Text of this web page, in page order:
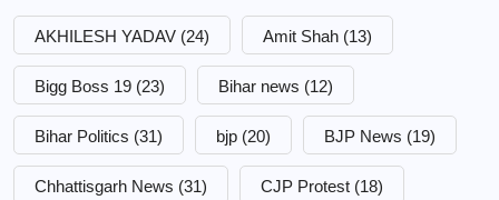
AKHILESH YADAV (24) Amit Shah (13)
Bigg Boss 19 (23) Bihar news (12)
Bihar Politics (31) bjp (20) BJP News (19)
Chhattisgarh News (31) CJP Protest (18)